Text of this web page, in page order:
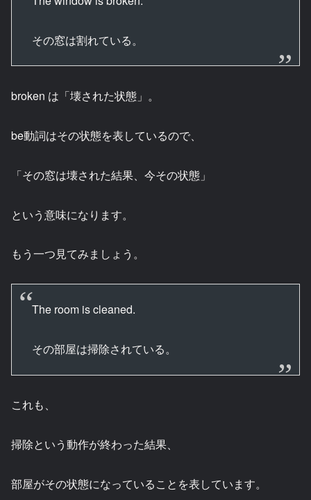
その窓は割れている。
broken は「壊された状態」。
be動詞はその状態を表しているので、
「その窓は壊された結果、今その状態」
という意味になります。
もう一つ見てみましょう。
The room is cleaned.
その部屋は掃除されている。
これも、
掃除という動作が終わった結果、
部屋がその状態になっていることを表しています。